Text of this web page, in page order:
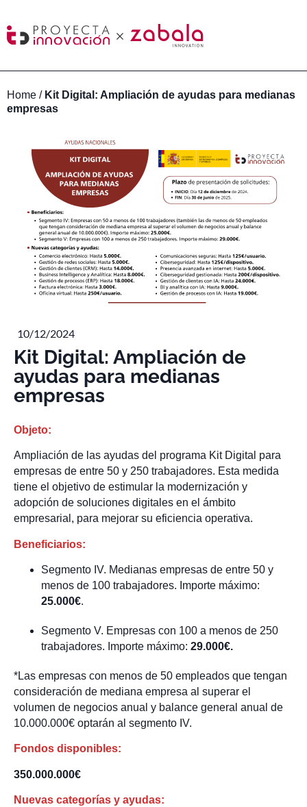
Home / Kit Digital: Ampliación de ayudas para medianas
empresas
10/12/2024
Kit Digital: Ampliación de
ayudas para medianas
empresas
Objeto:
Ampliación de las ayudas del programa Kit Digital para
empresas de entre 50 y 250 trabajadores. Esta medida
tiene el objetivo de estimular la modernización y
adopción de soluciones digitales en el ámbito
empresarial, para mejorar su eficiencia operativa.
Beneficiarios:
Segmento IV. Medianas empresas de entre 50 y
menos de 100 trabajadores. Importe máximo:
25.000€.
Segmento V. Empresas con 100 a menos de 250
trabajadores. Importe máximo: 29.000€.
*Las empresas con menos de 50 empleados que tengan
consideración de mediana empresa al superar el
volumen de negocios anual y balance general anual de
10.000.000€ optarán al segmento IV.
Fondos disponibles:
350.000.000€
Nuevas categorías y ayudas: